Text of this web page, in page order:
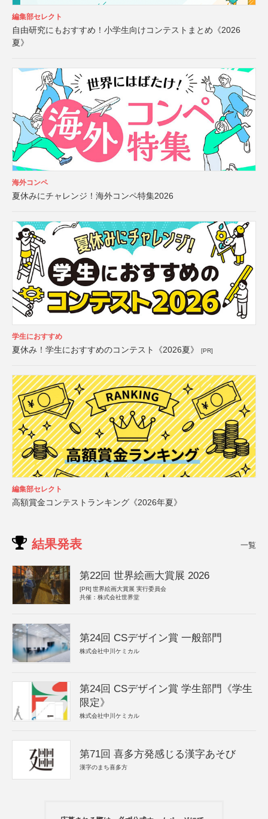
編集部セレクト
自由研究にもおすすめ！小学生向けコンテストまとめ《2026
夏》
海外コンペ
夏休みにチャレンジ！海外コンペ特集2026
学生におすすめ
夏休み！学生におすすめのコンテスト《2026夏》 [PR]
編集部セレクト
高額賞金コンテストランキング《2026年夏》
結果発表 一覧
第22回 世界絵画大賞展 2026
[PR] 世界絵画大賞展 実行委員会
共催：株式会社世界堂
第24回 CSデザイン賞 一般部門
株式会社中川ケミカル
第24回 CSデザイン賞 学生部門《学生
限定》
株式会社中川ケミカル
第71回 喜多方発感じる漢字あそび
漢字のまち喜多方